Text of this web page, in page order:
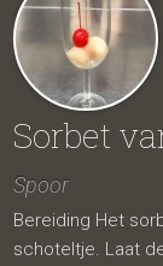
Sorbet
Spoor
Bereiding Het
schoteltje. Laat